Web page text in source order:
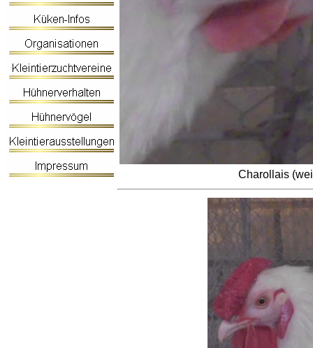
Charollais